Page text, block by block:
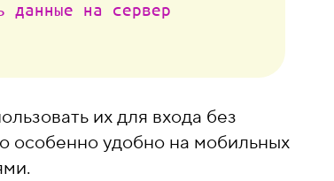
данные на сервер
их для входа без
особенно удобно на мобильных